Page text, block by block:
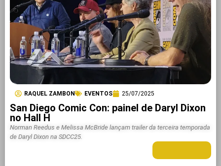
RAQUEL ZAMBON EVENTOS 25/07/2025
San Diego Comic Con: painel de Daryl Dixon
no Hall H
Norman Reedus e Melissa McBride lançam trailer da terceira temporada
de Daryl Dixon na SDCC25.